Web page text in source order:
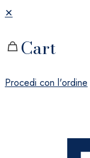
✕
Cart
Procedi con l'ordine